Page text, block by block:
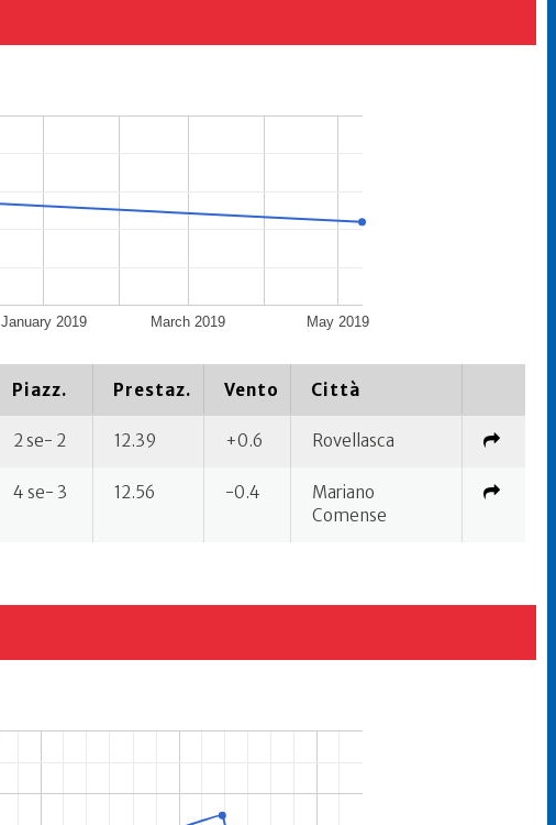
January 2019 March 2019 May 2019
Piazz. Prestaz. Vento Città
2 se- 2 12.39 +0.6 Rovellasca
4 se- 3 12.56 -0.4
Mariano
Comense